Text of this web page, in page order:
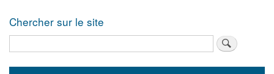
Chercher sur le site